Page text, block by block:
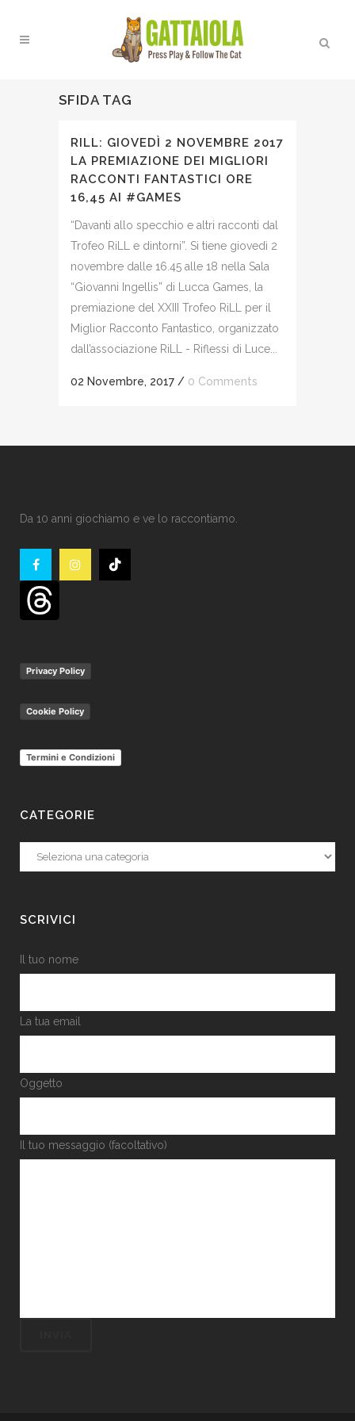
SFIDA TAG
RILL: GIOVEDÌ 2 NOVEMBRE 2017
LA PREMIAZIONE DEI MIGLIORI
RACCONTI FANTASTICI ORE
16,45 AI #GAMES
“Davanti allo specchio e altri racconti dal
Trofeo RiLL e dintorni”. Si tiene giovedì 2
novembre dalle 16.45 alle 18 nella Sala
“Giovanni Ingellis” di Lucca Games, la
premiazione del XXIII Trofeo RiLL per il
Miglior Racconto Fantastico, organizzato
dall’associazione RiLL - Riflessi di Luce...
02 Novembre, 2017 / 0 Comments
Da 10 anni giochiamo e ve lo raccontiamo.
Privacy Policy
Cookie Policy
Termini e Condizioni
CATEGORIE
Categorie
SCRIVICI
Il tuo nome
La tua email
Oggetto
Il tuo messaggio (facoltativo)